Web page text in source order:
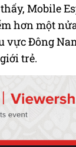
Mobile
hơn một
vực Đông
trẻ.